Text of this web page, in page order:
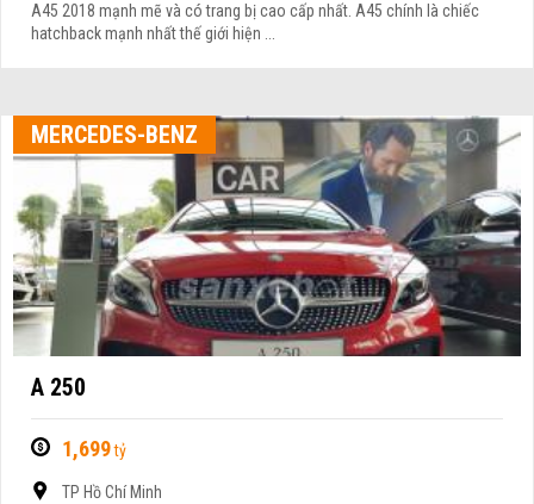
A45 2018 mạnh mẽ và có trang bị cao cấp nhất. A45 chính là chiếc
hatchback mạnh nhất thế giới hiện ...
MERCEDES-BENZ
A 250
1,699tỷ
TP Hồ Chí Minh